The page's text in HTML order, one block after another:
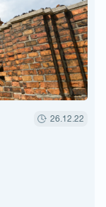
26.12.22